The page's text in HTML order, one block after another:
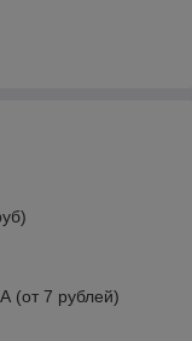
(от 7 рублей)